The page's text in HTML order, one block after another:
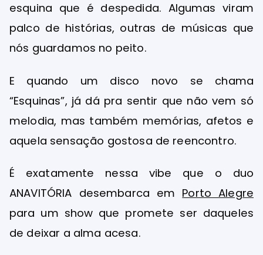
esquina que é despedida. Algumas viram
palco de histórias, outras de músicas que
nós guardamos no peito.
E quando um disco novo se chama
“Esquinas”, já dá pra sentir que não vem só
melodia, mas também memórias, afetos e
aquela sensação gostosa de reencontro.
É exatamente nessa vibe que o duo
ANAVITÓRIA desembarca em Porto Alegre
para um show que promete ser daqueles
de deixar a alma acesa.